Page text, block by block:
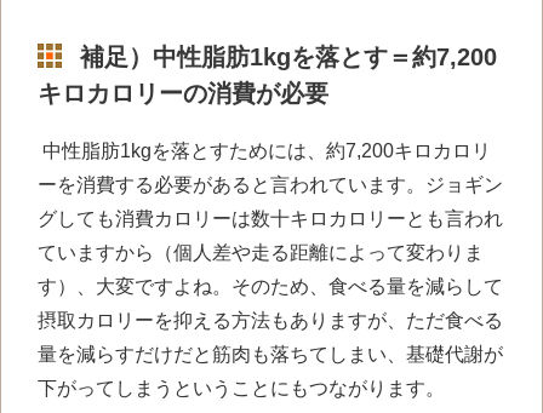
補足）中性脂肪1kgを落とす＝約7,200
キロカロリーの消費が必要
中性脂肪1kgを落とすためには、約7,200キロカロリ
ーを消費する必要があると言われています。ジョギン
グしても消費カロリーは数十キロカロリーとも言われ
ていますから（個人差や走る距離によって変わりま
す）、大変ですよね。そのため、食べる量を減らして
摂取カロリーを抑える方法もありますが、ただ食べる
量を減らすだけだと筋肉も落ちてしまい、基礎代謝が
下がってしまうということにもつながります。